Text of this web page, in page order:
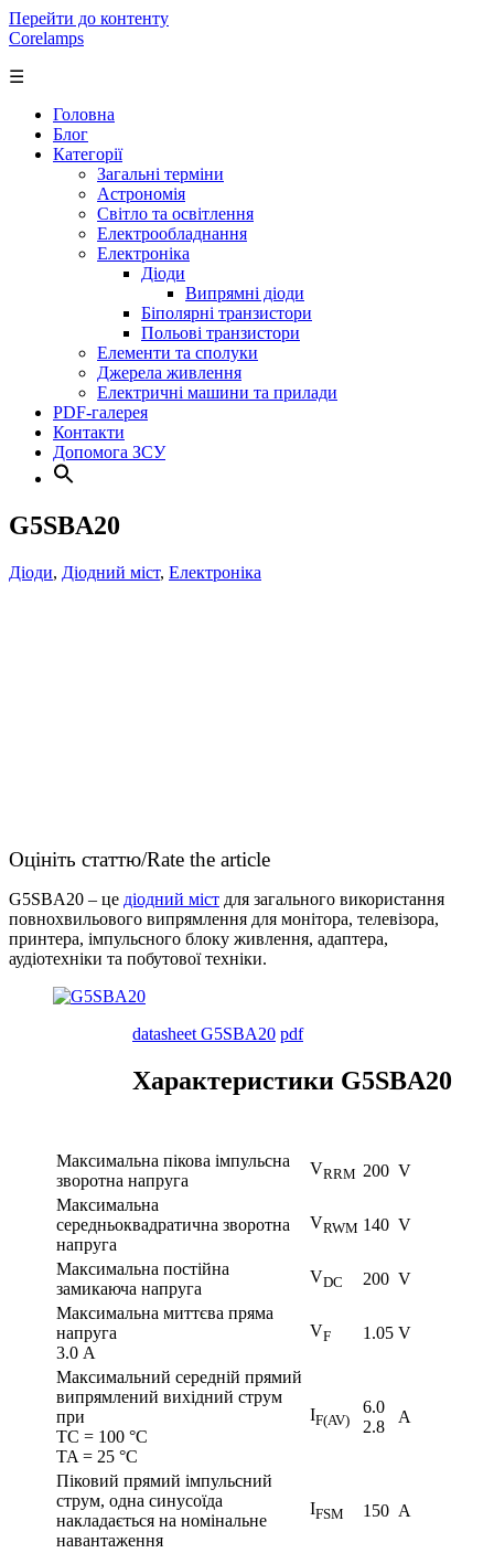
Перейти до контенту
Corelamps
☰
Головна
Блог
Категорії
Загальні терміни
Астрономія
Світло та освітлення
Електрообладнання
Електроніка
Діоди
Випрямні діоди
Біполярні транзистори
Польові транзистори
Елементи та сполуки
Джерела живлення
Електричні машини та прилади
PDF-галерея
Контакти
Допомога ЗСУ
G5SBA20
Діоди, Діодний міст, Електроніка
Оцініть статтю/Rate the article
G5SBA20 – це діодний міст для загального використання
повнохвильового випрямлення для монітора, телевізора,
принтера, імпульсного блоку живлення, адаптера,
аудіотехніки та побутової техніки.
datasheet G5SBA20 pdf
Характеристики G5SBA20
Максимальна пікова імпульсна
зворотна напруга
VRRM 200 V
Максимальна
середньоквадратична зворотна
напруга
VRWM 140 V
Максимальна постійна
замикаюча напруга
VDC 200 V
Максимальна миттєва пряма
напруга
3.0 A
VF 1.05 V
Максимальний середній прямий
випрямлений вихідний струм
при
TC = 100 °C
TA = 25 °C
IF(AV)
6.0
2.8
A
Піковий прямий імпульсний
струм, одна синусоїда
накладається на номінальне
навантаження
IFSM 150 A